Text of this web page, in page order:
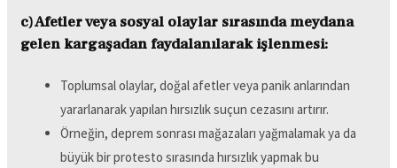
c) Afetler veya sosyal olaylar sırasında meydana
gelen kargaşadan faydalanılarak işlenmesi:
Toplumsal olaylar, doğal afetler veya panik anlarından
yararlanarak yapılan hırsızlık suçun cezasını artırır.
Örneğin, deprem sonrası mağazaları yağmalamak ya da
büyük bir protesto sırasında hırsızlık yapmak bu